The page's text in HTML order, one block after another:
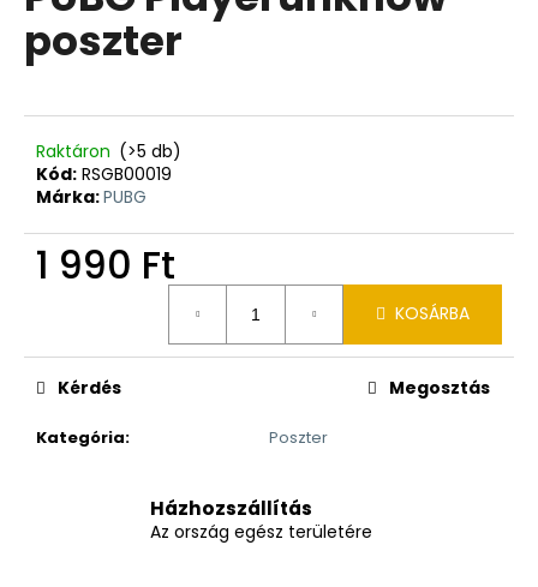
ből
0,0
poszter
Raktáron (>5 db)
Kód: RSGB00019
Márka:PUBG
1 990 Ft
KOSÁRBA
Kategória: Poszter
Kérdés Megosztás
Házhozszállítás
Az ország egész területére